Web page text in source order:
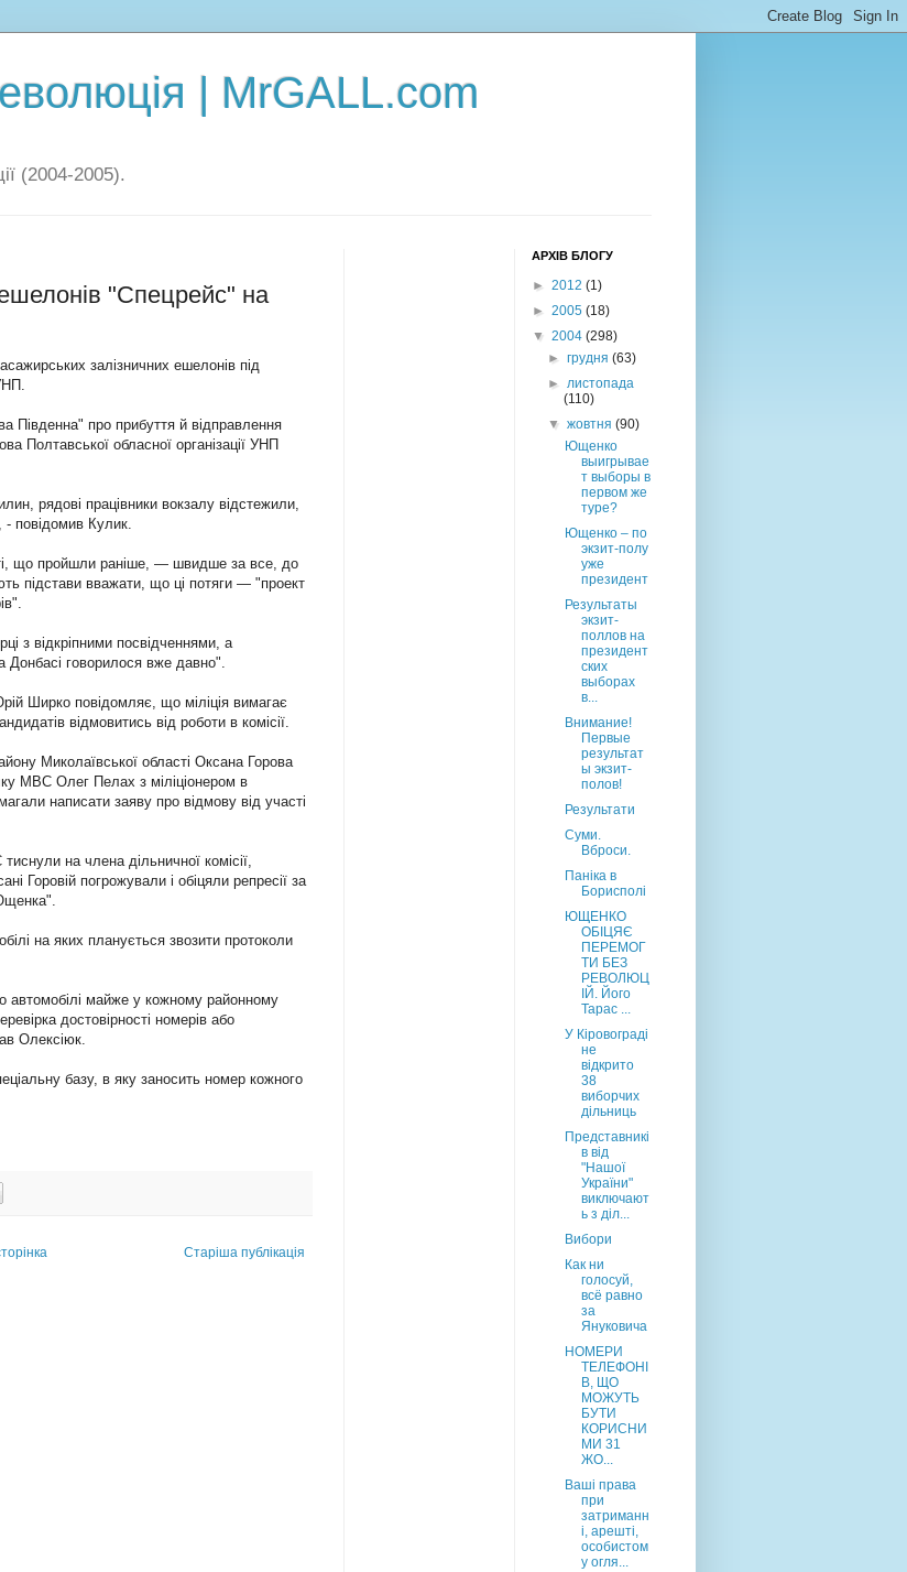
| MrGALL.com
(2004-2005).
"Спецрейс" на
залізничних ешелонів під
Південна" про прибуття й відправлення
Полтавської обласної організації УНП
рядові працівники вокзалу відстежили,
повідомив Кулик.
що пройшли раніше, — швидше за все, до
підстави вважати, що ці потяги — "проект
з відкріпними посвідченнями, а
Донбасі говорилося вже давно".
Ширко повідомляє, що міліція вимагає
відмовитись від роботи в комісії.
Миколаївської області Оксана Горова
МВС Олег Пелах з міліціонером в
написати заяву про відмову від участі
на члена дільничної комісії,
Горовій погрожували і обіцяли репресії за
на яких планується звозити протоколи
автомобілі майже у кожному районному
достовірності номерів або
Олексіюк.
базу, в яку заносить номер кожного
Старіша публікація
АРХІВ БЛОГУ
► 2012 (1)
► 2005 (18)
▼ 2004 (298)
►грудня(63)
►листопада
(110)
▼жовтня(90)
Ющенко
выигрывае
т выборы в
первом же
туре?
Ющенко – по
экзит-полу
уже
президент
Результаты
экзит-
поллов на
президент
ских
выборах
в...
Внимание!
Первые
результат
ы экзит-
полов!
Результати
Суми.
Вброси.
Паніка в
Борисполі
ЮЩЕНКО
ОБІЦЯЄ
ПЕРЕМОГ
ТИ БЕЗ
РЕВОЛЮЦ
ІЙ. Його
Тарас ...
У Кіровограді
не
відкрито
38
виборчих
дільниць
Представникі
в від
"Нашої
України"
виключают
ь з діл...
Вибори
Как ни
голосуй,
всё равно
за
Януковича
НОМЕРИ
ТЕЛЕФОНІ
В, ЩО
МОЖУТЬ
БУТИ
КОРИСНИ
МИ 31
ЖО...
Ваші права
при
затриманн
і, арешті,
особистом
у огля...